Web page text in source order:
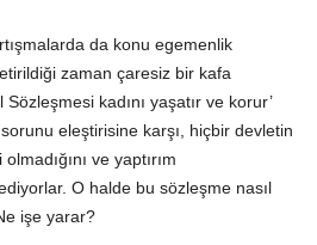
da konu egemenlik
zaman çaresiz bir kafa
Sözleşmesi kadını yaşatır ve korur’
eleştirisine karşı, hiçbir devletin
ve yaptırım
O halde bu sözleşme nasıl
işe yarar?